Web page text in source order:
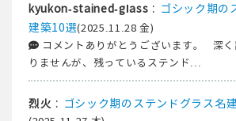
kyukon-stained-glass : ゴシック期の
建築10選(2025.11.28 金)
コメントありがとうございます。 深く
りませんが、残っているステンド...
烈火 : ゴシック期のステンドグラス名